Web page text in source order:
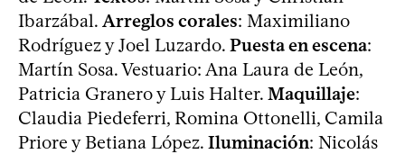
Ibarzábal. Arreglos corales: Maximiliano
Rodríguez y Joel Luzardo. Puesta en escena:
Martín Sosa. Vestuario: Ana Laura de León,
Patricia Granero y Luis Halter. Maquillaje:
Claudia Piedeferri, Romina Ottonelli, Camila
Priore y Betiana López. Iluminación: Nicolás